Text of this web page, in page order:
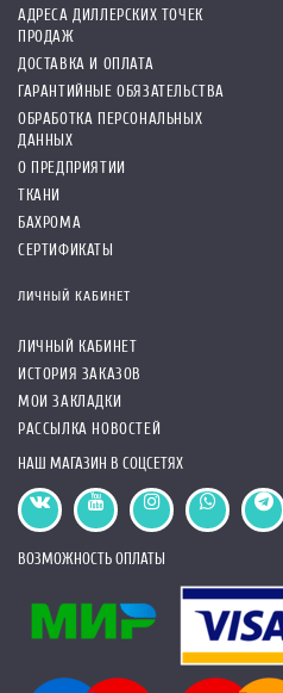
АДРЕСА ДИЛЛЕРСКИХ ТОЧЕК
ПРОДАЖ
ДОСТАВКА И ОПЛАТА
ГАРАНТИЙНЫЕ ОБЯЗАТЕЛЬСТВА
ОБРАБОТКА ПЕРСОНАЛЬНЫХ
ДАННЫХ
О ПРЕДПРИЯТИИ
ТКАНИ
БАХРОМА
СЕРТИФИКАТЫ
ЛИЧНЫЙ КАБИНЕТ
ЛИЧНЫЙ КАБИНЕТ
ИСТОРИЯ ЗАКАЗОВ
МОИ ЗАКЛАДКИ
РАССЫЛКА НОВОСТЕЙ
НАШ МАГАЗИН В СОЦСЕТЯХ
ВОЗМОЖНОСТЬ ОПЛАТЫ